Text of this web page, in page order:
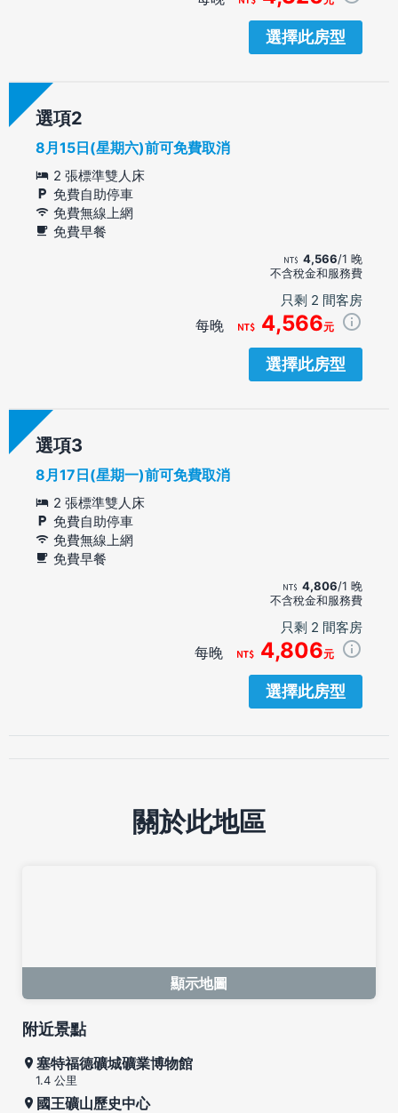
選擇此房型
選項
8月15日(星期六)前可免費取消
2 張標準雙人床
免費自助停車
免費無線上網
免費早餐
4,566/1 晚
不含稅金和服務費
只剩 2 間客房
每晚 4,566元
選擇此房型
選項
8月17日(星期一)前可免費取消
2 張標準雙人床
免費自助停車
免費無線上網
免費早餐
4,806/1 晚
不含稅金和服務費
只剩 2 間客房
每晚 4,806元
選擇此房型
關於此地區
顯示地圖
附近景點
塞特福德礦城礦業博物館
1.4 公里
國王礦山歷史中心